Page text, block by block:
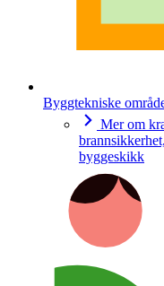
Byggtekniske
Mer om
byggeskikk